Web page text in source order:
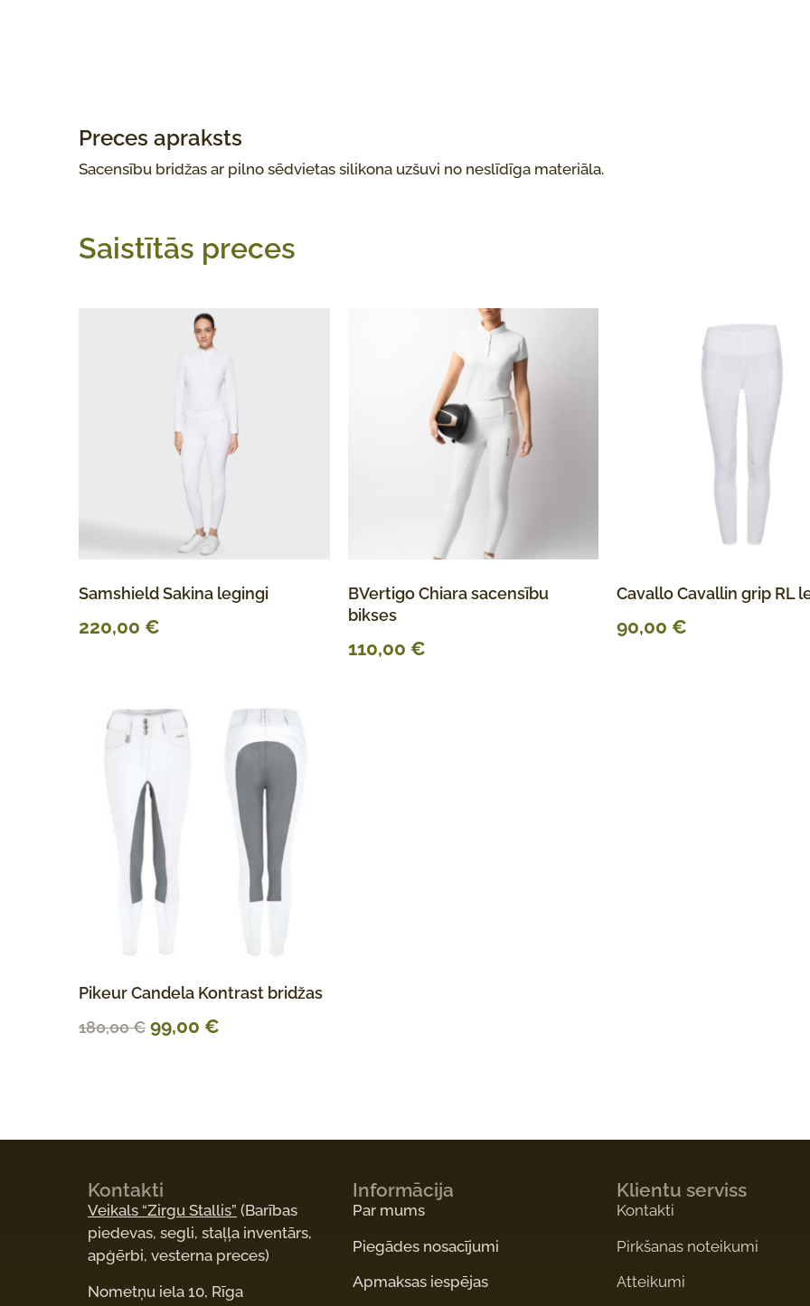
Preces apraksts
Sacensību bridžas ar pilno sēdvietas silikona uzšuvi no neslīdīga materiāla.
Saistītās preces
Samshield Sakina legingi
220,00 €
BVertigo Chiara sacensību
bikses
110,00 €
Cavallo Cavallin grip RL
90,00 €
Pikeur Candela Kontrast bridžas
180,00€ 99,00 €
Kontakti
Veikals “Zirgu Stallis” (Barības
piedevas, segli, staļļa inventārs,
apģērbi, vesterna preces)
Nometņu iela 10, Rīga
Informācija
Par mums
Piegādes nosacījumi
Apmaksas iespējas
Klientu serviss
Kontakti
Pirkšanas noteikumi
Atteikumi